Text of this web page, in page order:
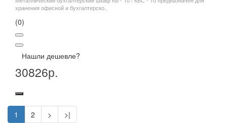
хранения офисной и бухгалтерско..
(0)
Нашли дешевле?
30826р.
1 2 > >|